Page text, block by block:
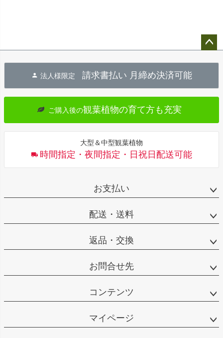
へ
法人様限定 請求書払い 月締め決済可能
ご購入後の観葉植物の育て方も充実
大型＆中型観葉植物
時間指定・夜間指定・日祝日配送可能
お支払い
配送・送料
返品・交換
お問合せ先
コンテンツ
マイページ